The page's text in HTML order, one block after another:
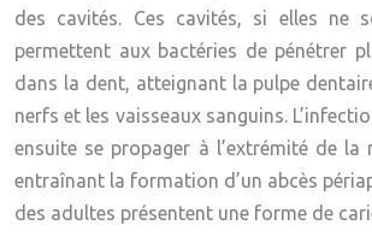
des cavités. Ces cavités, si elles ne
permettent aux bactéries de pénétrer
dans la dent, atteignant la pulpe
nerfs et les vaisseaux sanguins.
ensuite se propager à l’extrémité de la
entraînant la formation d’un abcès
des adultes présentent une forme de